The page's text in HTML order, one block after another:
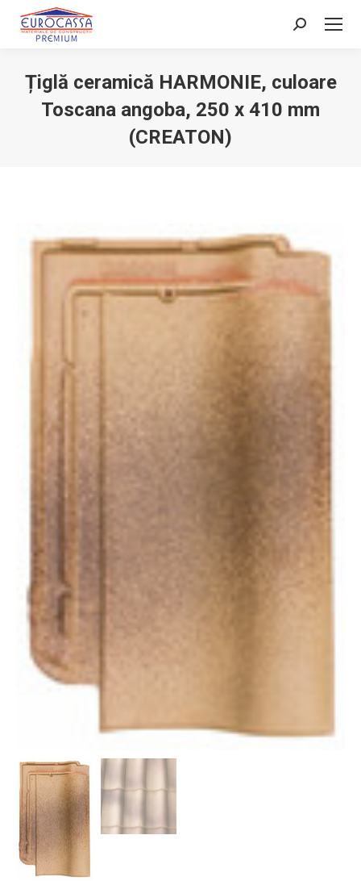
Search:
Țiglă ceramică HARMONIE, culoare
Toscana angoba, 250 x 410 mm
(CREATON)